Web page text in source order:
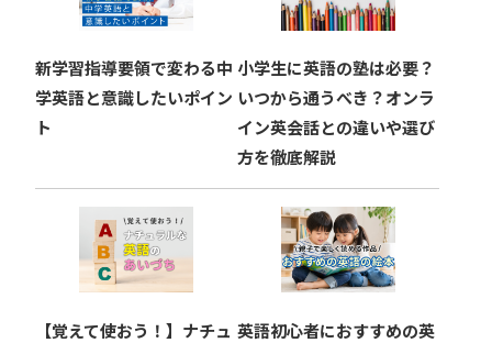
新学習指導要領で変わる中
学英語と意識したいポイン
ト
小学生に英語の塾は必要？
いつから通うべき？オンラ
イン英会話との違いや選び
方を徹底解説
【覚えて使おう！】ナチュ 英語初心者におすすめの英